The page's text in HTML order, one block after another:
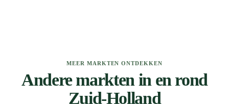
MEER MARKTEN ONTDEKKEN
Andere markten in en rond
Zuid-Holland